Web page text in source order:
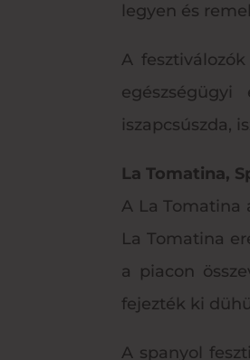
legyen és
A
iszapcsúszda,
La Tomatina,
A La Tomatina
La Tomatina
a piacon
fejezték ki
A spanyol